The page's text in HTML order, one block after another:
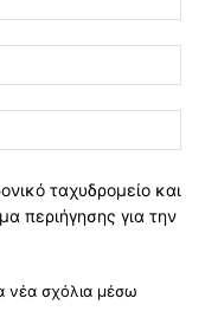
ταχυδρομείο και
περιήγησης για την
νέα σχόλια μέσω